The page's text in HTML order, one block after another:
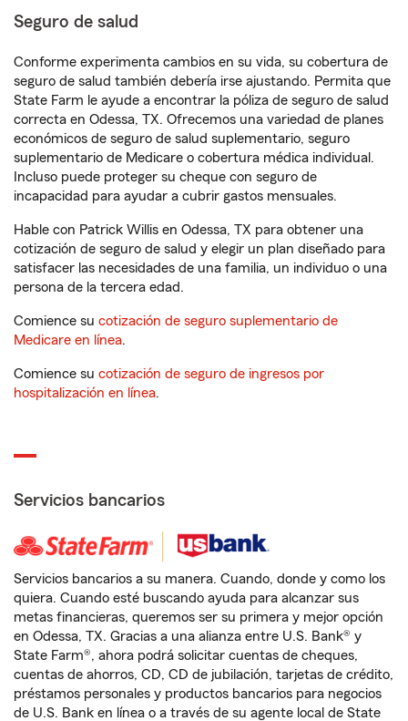
Seguro de salud
Conforme experimenta cambios en su vida, su cobertura de
seguro de salud también debería irse ajustando. Permita que
State Farm le ayude a encontrar la póliza de seguro de salud
correcta en Odessa, TX. Ofrecemos una variedad de planes
económicos de seguro de salud suplementario, seguro
suplementario de Medicare o cobertura médica individual.
Incluso puede proteger su cheque con seguro de
incapacidad para ayudar a cubrir gastos mensuales.
Hable con Patrick Willis en Odessa, TX para obtener una
cotización de seguro de salud y elegir un plan diseñado para
satisfacer las necesidades de una familia, un individuo o una
persona de la tercera edad.
Comience su cotización de seguro suplementario de
Medicare en línea.
Comience su cotización de seguro de ingresos por
hospitalización en línea.
Servicios bancarios
Servicios bancarios a su manera. Cuando, donde y como los
quiera. Cuando esté buscando ayuda para alcanzar sus
metas financieras, queremos ser su primera y mejor opción
en Odessa, TX. Gracias a una alianza entre U.S. Bank® y
State Farm®, ahora podrá solicitar cuentas de cheques,
cuentas de ahorros, CD, CD de jubilación, tarjetas de crédito,
préstamos personales y productos bancarios para negocios
de U.S. Bank en línea o a través de su agente local de State